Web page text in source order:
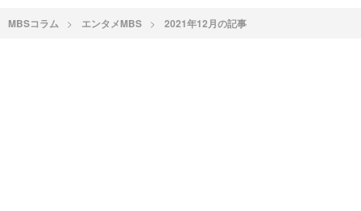
MBSコラム エンタメMBS 2021年12月の記事